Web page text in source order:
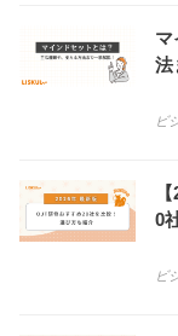
マ
法
ビ
0
ビ